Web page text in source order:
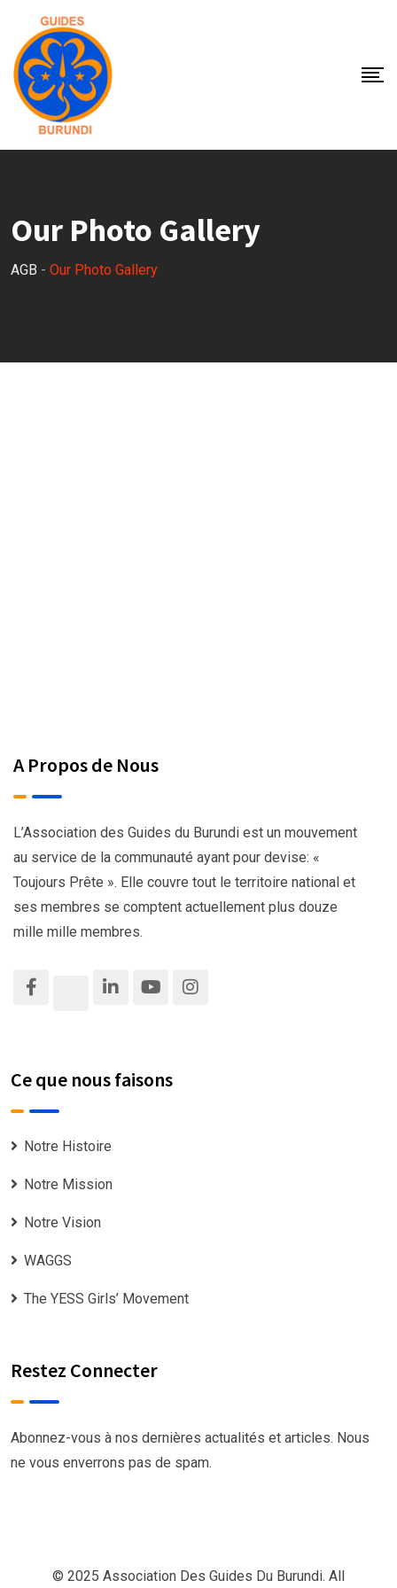
Our Photo Gallery
AGB - Our Photo Gallery
A Propos de Nous
L’Association des Guides du Burundi est un mouvement
au service de la communauté ayant pour devise: «
Toujours Prête ». Elle couvre tout le territoire national et
ses membres se comptent actuellement plus douze
mille mille membres.
Ce que nous faisons
Notre Histoire
Notre Mission
Notre Vision
WAGGS
The YESS Girls’ Movement
Restez Connecter
Abonnez-vous à nos dernières actualités et articles. Nous
ne vous enverrons pas de spam.
© 2025 Association Des Guides Du Burundi. All